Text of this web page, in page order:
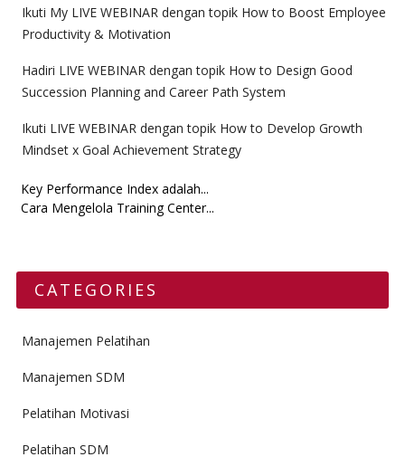
Ikuti My LIVE WEBINAR dengan topik How to Boost Employee
Productivity & Motivation
Hadiri LIVE WEBINAR dengan topik How to Design Good
Succession Planning and Career Path System
Ikuti LIVE WEBINAR dengan topik How to Develop Growth
Mindset x Goal Achievement Strategy
Key Performance Index adalah...
Cara Mengelola Training Center...
CATEGORIES
Manajemen Pelatihan
Manajemen SDM
Pelatihan Motivasi
Pelatihan SDM